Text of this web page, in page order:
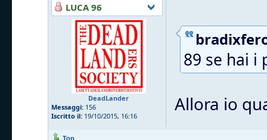
LUCA 96
DeadLander
Messaggi: 156
Iscritto il: 19/10/2015, 16:16
89 se hai i
Allora io
Top